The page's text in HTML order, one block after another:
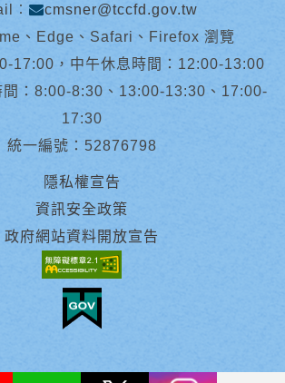
cmsner@tccfd.gov.tw
、Edge、Safari、Firefox 瀏覽
17:00，中午休息時間：12:00-13:00
間：8:00-8:30、13:00-13:30、17:00-
17:30
統一編號：52876798
隱私權宣告
資訊安全政策
政府網站資料開放宣告